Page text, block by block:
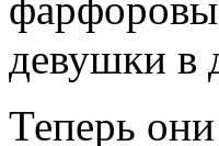
девушки в
Теперь